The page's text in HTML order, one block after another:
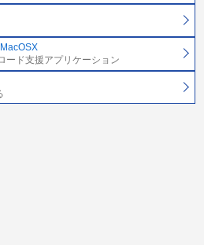
ード支援アプリケーション